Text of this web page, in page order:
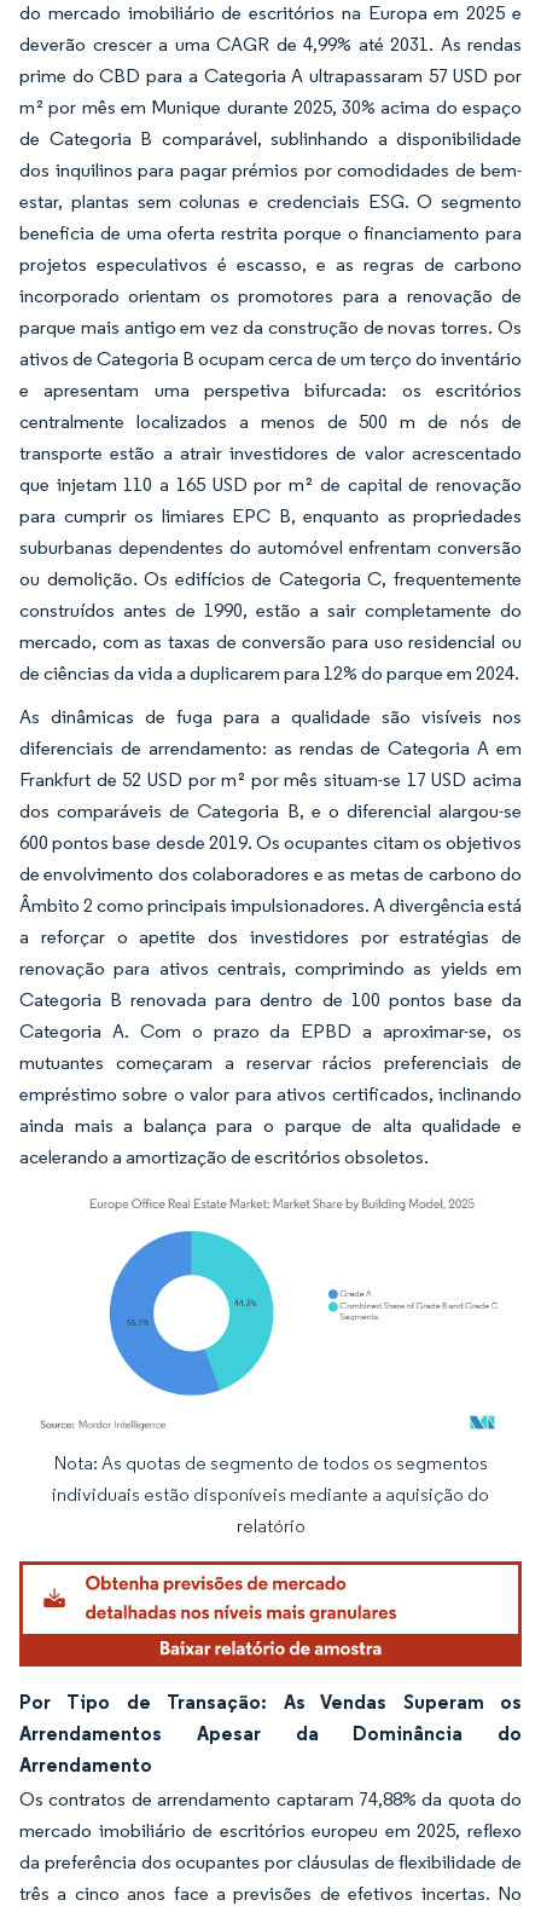
do mercado imobiliário de escritórios na Europa em 2025 e
deverão crescer a uma CAGR de 4,99% até 2031. As rendas
prime do CBD para a Categoria A ultrapassaram 57 USD por
m² por mês em Munique durante 2025, 30% acima do espaço
de Categoria B comparável, sublinhando a disponibilidade
dos inquilinos para pagar prémios por comodidades de bem-
estar, plantas sem colunas e credenciais ESG. O segmento
beneficia de uma oferta restrita porque o financiamento para
projetos especulativos é escasso, e as regras de carbono
incorporado orientam os promotores para a renovação de
parque mais antigo em vez da construção de novas torres. Os
ativos de Categoria B ocupam cerca de um terço do inventário
e apresentam uma perspetiva bifurcada: os escritórios
centralmente localizados a menos de 500 m de nós de
transporte estão a atrair investidores de valor acrescentado
que injetam 110 a 165 USD por m² de capital de renovação
para cumprir os limiares EPC B, enquanto as propriedades
suburbanas dependentes do automóvel enfrentam conversão
ou demolição. Os edifícios de Categoria C, frequentemente
construídos antes de 1990, estão a sair completamente do
mercado, com as taxas de conversão para uso residencial ou
de ciências da vida a duplicarem para 12% do parque em 2024.
As dinâmicas de fuga para a qualidade são visíveis nos
diferenciais de arrendamento: as rendas de Categoria A em
Frankfurt de 52 USD por m² por mês situam-se 17 USD acima
dos comparáveis de Categoria B, e o diferencial alargou-se
600 pontos base desde 2019. Os ocupantes citam os objetivos
de envolvimento dos colaboradores e as metas de carbono do
Âmbito 2 como principais impulsionadores. A divergência está
a reforçar o apetite dos investidores por estratégias de
renovação para ativos centrais, comprimindo as yields em
Categoria B renovada para dentro de 100 pontos base da
Categoria A. Com o prazo da EPBD a aproximar-se, os
mutuantes começaram a reservar rácios preferenciais de
empréstimo sobre o valor para ativos certificados, inclinando
ainda mais a balança para o parque de alta qualidade e
acelerando a amortização de escritórios obsoletos.
Imagem © Mordor Intelligence. O reuso requer atribuição conforme CC BY 4.0.
Nota: As quotas de segmento de todos os segmentos
individuais estão disponíveis mediante a aquisição do
relatório
Por Tipo de Transação: As Vendas Superam os
Arrendamentos Apesar da Dominância do
Arrendamento
Os contratos de arrendamento captaram 74,88% da quota do
mercado imobiliário de escritórios europeu em 2025, reflexo
da preferência dos ocupantes por cláusulas de flexibilidade de
três a cinco anos face a previsões de efetivos incertas. No